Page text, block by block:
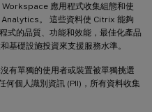
應用程式收集組態和使
。 這些資料使 Citrix 能夠
的品質、功能和效能，最佳化產品
基礎設施投資來支援服務水準。
有單獨的使用者或裝置被單獨挑選
何個人識別資訊 (PII)，所有資料收集